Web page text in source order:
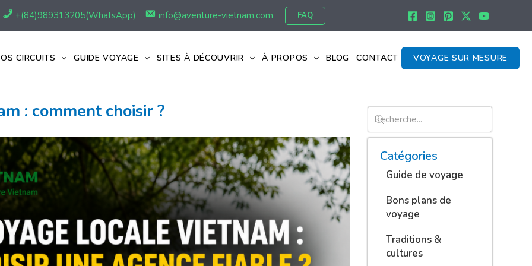
+(84)989313205(WhatsApp) info@aventure-vietnam.com FAQ
CIRCUITS GUIDE VOYAGE SITES À DÉCOUVRIR À PROPOS BLOG CONTACT VOYAGE SUR MESURE
: comment choisir ?
Catégories
Guide de voyage
Bons plans de
voyage
Traditions &
cultures